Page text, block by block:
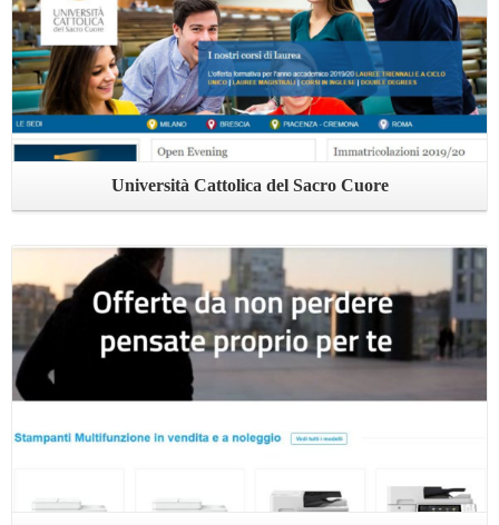
Università Cattolica del Sacro Cuore
Leggi ...